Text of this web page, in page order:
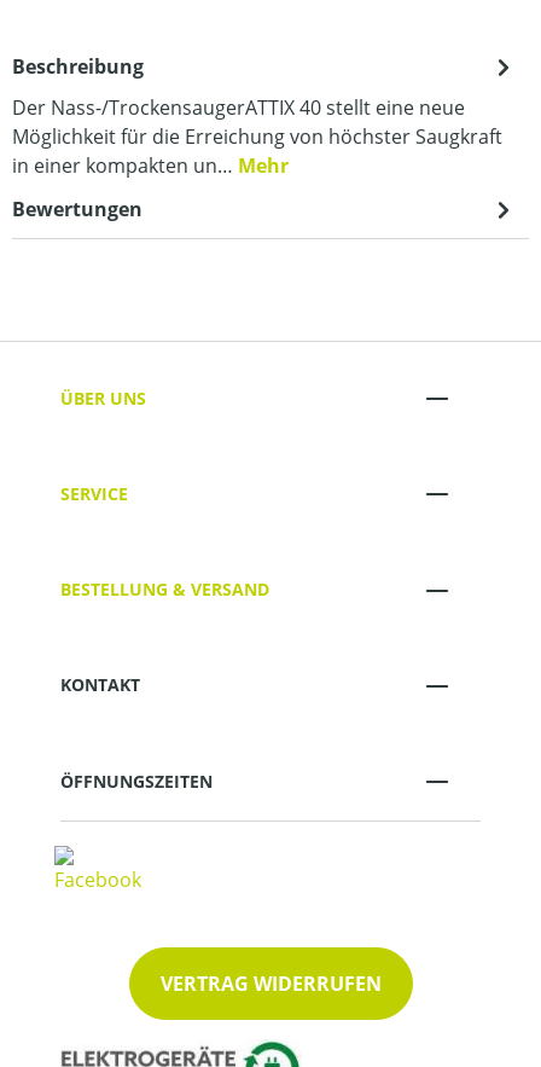
Beschreibung
Der Nass-/TrockensaugerATTIX 40 stellt eine neue
Möglichkeit für die Erreichung von höchster Saugkraft
in einer kompakten un… Mehr
Bewertungen
ÜBER UNS
SERVICE
BESTELLUNG & VERSAND
KONTAKT
ÖFFNUNGSZEITEN
VERTRAG WIDERRUFEN